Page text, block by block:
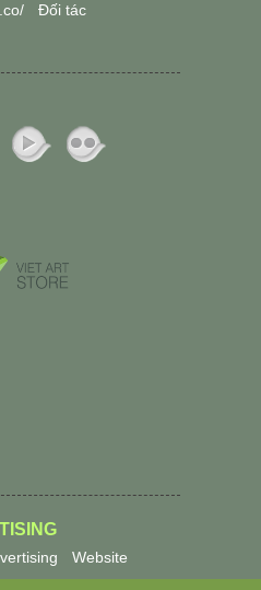
Đối tác
Website
Events Profile